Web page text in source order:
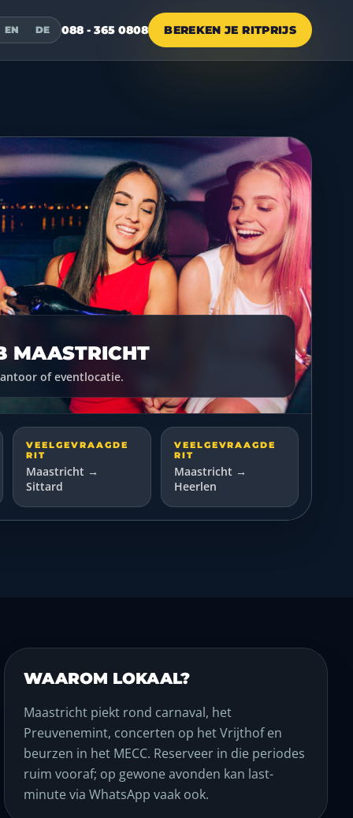
EN DE 088 - 365 0808 BEREKEN JE RITPRIJS
MAASTRICHT
of eventlocatie.
VEELGEVRAAGDE
RIT
Maastricht →
Sittard
VEELGEVRAAGDE
RIT
Maastricht →
Heerlen
WAAROM LOKAAL?
Maastricht piekt rond carnaval, het
Preuvenemint, concerten op het Vrijthof en
beurzen in het MECC. Reserveer in die periodes
ruim vooraf; op gewone avonden kan last-
minute via WhatsApp vaak ook.